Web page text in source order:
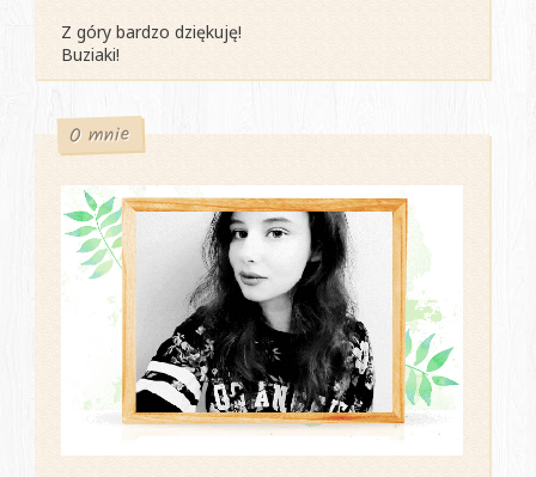
Z góry bardzo dziękuję!
Buziaki!
O mnie